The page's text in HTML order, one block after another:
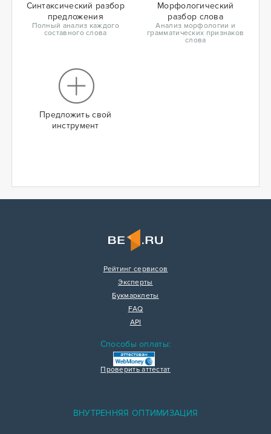
Синтаксический разбор
предложения
Полный анализ каждого
составного слова
Морфологический
разбор слова
Анализ морфологии и
грамматических признаков
слова
Предложить свой
инструмент
Рейтинг сервисов
Эксперты
Букмарклеты
FAQ
API
Способы оплаты:
Проверить аттестат
ВНУТРЕННЯЯ ОПТИМИЗАЦИЯ